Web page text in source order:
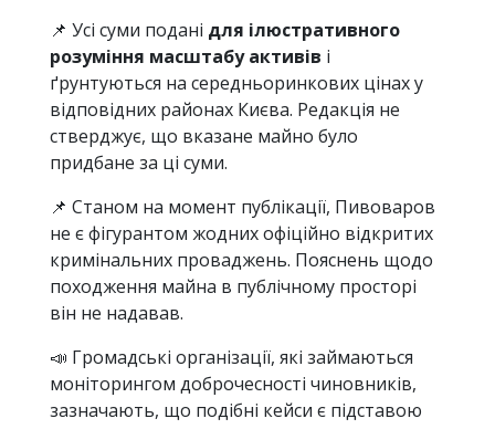
📌 Усі суми подані для ілюстративного
розуміння масштабу активів і
ґрунтуються на середньоринкових цінах у
відповідних районах Києва. Редакція не
стверджує, що вказане майно було
придбане за ці суми.
📌 Станом на момент публікації, Пивоваров
не є фігурантом жодних офіційно відкритих
кримінальних проваджень. Пояснень щодо
походження майна в публічному просторі
він не надавав.
📣 Громадські організації, які займаються
моніторингом доброчесності чиновників,
зазначають, що подібні кейси є підставою